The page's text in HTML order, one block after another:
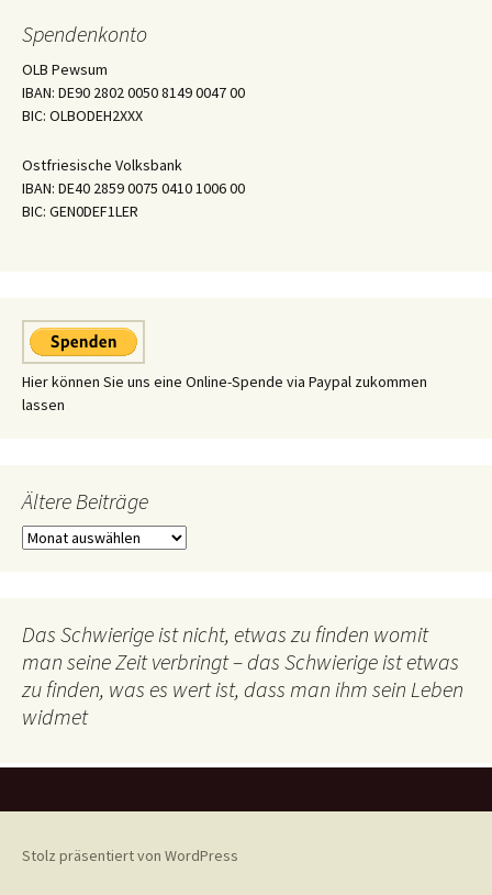
Spendenkonto
OLB Pewsum
IBAN: DE90 2802 0050 8149 0047 00
BIC: OLBODEH2XXX
Ostfriesische Volksbank
IBAN: DE40 2859 0075 0410 1006 00
BIC: GEN0DEF1LER
Hier können Sie uns eine Online-Spende via Paypal zukommen
lassen
Ältere Beiträge
Ältere
Das Schwierige ist nicht, etwas zu finden womit
man seine Zeit verbringt – das Schwierige ist etwas
zu finden, was es wert ist, dass man ihm sein Leben
widmet
Stolz präsentiert von WordPress